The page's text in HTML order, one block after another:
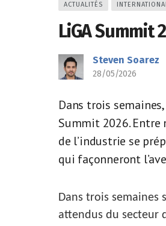
ACTUALITÉS
LiGA Summit
Steven Soarez
28/05/2026
Dans trois
Summit 2026.
de l’industrie se
qui façonneront
Dans trois semaines
attendus du secteur